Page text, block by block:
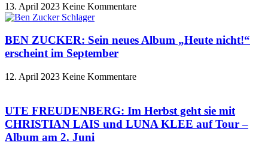
13. April 2023 Keine Kommentare
BEN ZUCKER: Sein neues Album „Heute nicht!“
erscheint im September
12. April 2023 Keine Kommentare
UTE FREUDENBERG: Im Herbst geht sie mit
CHRISTIAN LAIS und LUNA KLEE auf Tour –
Album am 2. Juni